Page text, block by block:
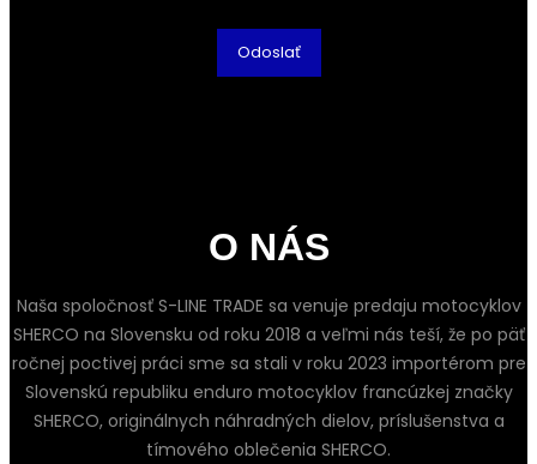
O NÁS
Naša spoločnosť S-LINE TRADE sa venuje predaju motocyklov
SHERCO na Slovensku od roku 2018 a veľmi nás teší, že po päť
ročnej poctivej práci sme sa stali v roku 2023 importérom pre
Slovenskú republiku enduro motocyklov francúzkej značky
SHERCO, originálnych náhradných dielov, príslušenstva a
tímového oblečenia SHERCO.